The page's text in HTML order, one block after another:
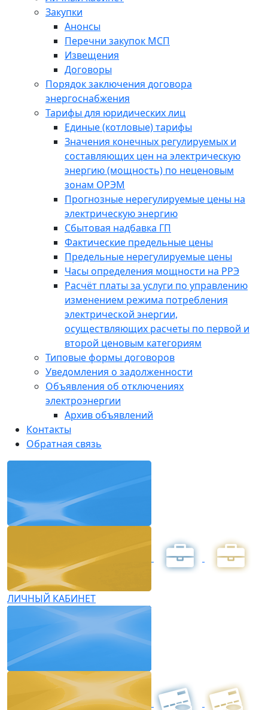
Закупки
Анонсы
Перечни закупок МСП
Извещения
Договоры
Порядок заключения договора
энергоснабжения
Тарифы для юридических лиц
Единые (котловые) тарифы
Значения конечных регулируемых и
составляющих цен на электрическую
энергию (мощность) по неценовым
зонам ОРЭМ
Прогнозные нерегулируемые цены на
электрическую энергию
Сбытовая надбавка ГП
Фактические предельные цены
Предельные нерегулируемые цены
Часы определения мощности на РРЭ
Расчёт платы за услуги по управлению
изменением режима потребления
электрической энергии,
осуществляющих расчеты по первой и
второй ценовым категориям
Типовые формы договоров
Уведомления о задолженности
Объявления об отключениях
электроэнергии
Архив объявлений
Контакты
Обратная связь
ЛИЧНЫЙ КАБИНЕТ